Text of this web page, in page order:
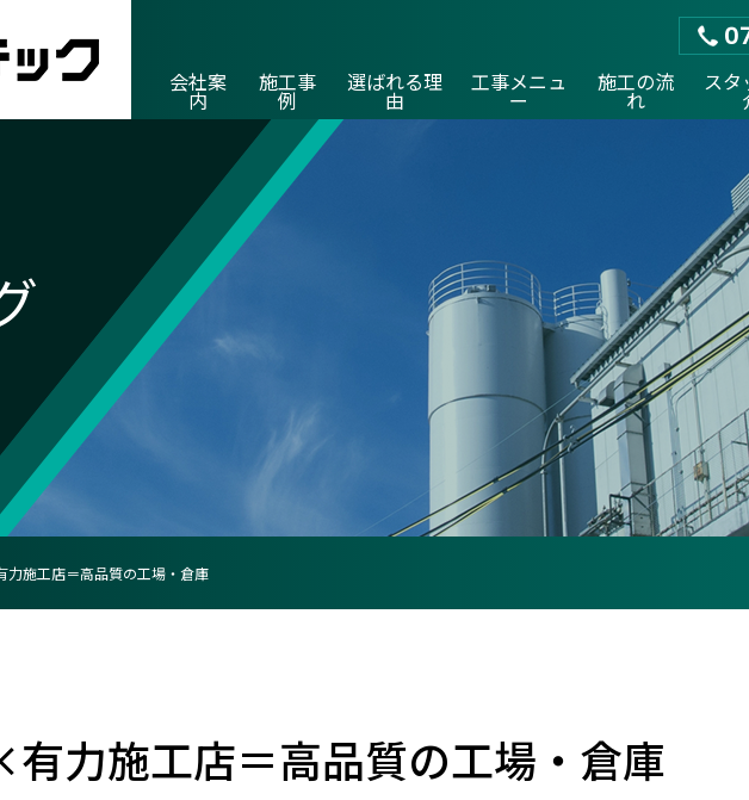
会社案
内
施工事
例
選ばれる理
由
工事メニュ
ー
施工の流
れ
スタ
施工店＝高品質の工場・倉庫
力施工店＝高品質の工場・倉庫